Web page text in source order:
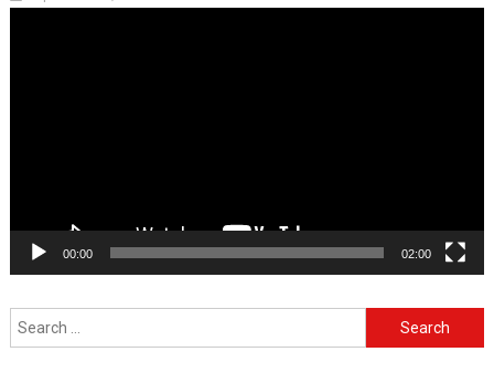
00:00 02:00
Search
for: